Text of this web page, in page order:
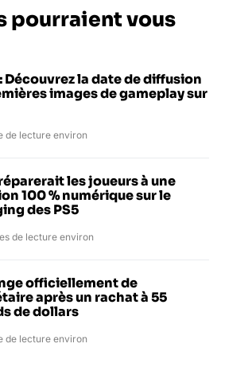
pourraient vous
Découvrez la date de diffusion
images de gameplay sur
de lecture environ
les joueurs à une
100 % numérique sur le
des PS5
de lecture environ
officiellement de
après un rachat à 55
de dollars
de lecture environ